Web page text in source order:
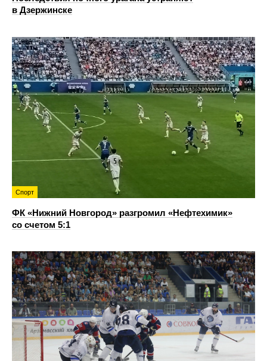
в Дзержинске
Спорт
ФК «Нижний Новгород» разгромил «Нефтехимик»
со счетом 5:1